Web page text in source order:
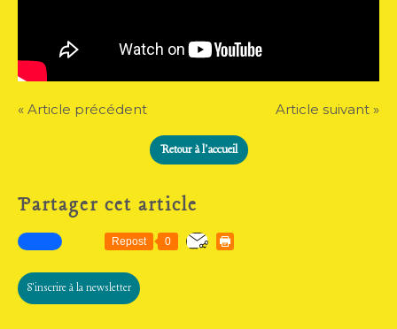
« Article précédent Article suivant »
Retour à l'accueil
Partager cet article
Repost 0
S'inscrire à la newsletter